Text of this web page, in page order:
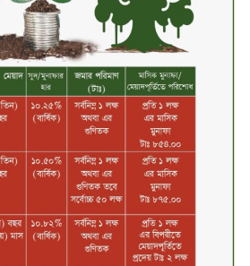
সিলেট ওসমানী বিমানবন্দরে সালাম
এয়ার চালু হচ্ছে ১লা সেপ্টেম্বর হতে
চুয়াডাঙ্গা আদালত চত্বরে ভুয়া
আইনজীবীসহ দুইজন আটক, ‘রায়
পাইয়ে দেওয়ার’ নামে লাখ লাখ টাকা
হাতিয়ে নেওয়ার অভিযোগ